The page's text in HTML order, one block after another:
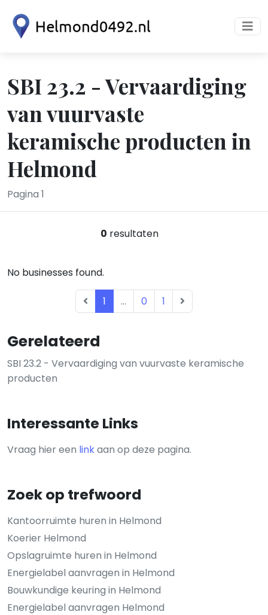
SBI 23.2 - Vervaardiging
van vuurvaste
keramische producten in
Helmond
Pagina 1
Gerelateerd
SBI 23.2 - Vervaardiging van vuurvaste keramische
producten
Interessante Links
Vraag hier een linkaan op deze pagina.
Zoek op trefwoord
Kantoorruimte huren in Helmond
Koerier Helmond
Opslagruimte huren in Helmond
Energielabel aanvragen in Helmond
Bouwkundige keuring in Helmond
Energielabel aanvragen Helmond
0 resultaten
No businesses found.
1 ... 0 1